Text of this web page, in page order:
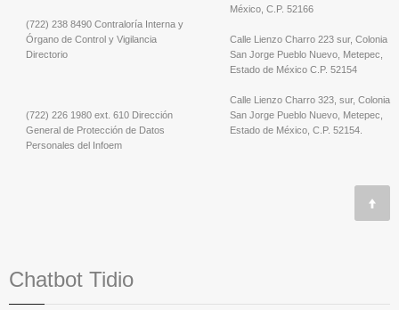
(722) 238 8490 Contraloría Interna y
Órgano de Control y Vigilancia
Directorio
(722) 226 1980 ext. 610 Dirección
General de Protección de Datos
Personales del Infoem
México, C.P. 52166
Calle Lienzo Charro 223 sur, Colonia
San Jorge Pueblo Nuevo, Metepec,
Estado de México C.P. 52154
Calle Lienzo Charro 323, sur, Colonia
San Jorge Pueblo Nuevo, Metepec,
Estado de México, C.P. 52154.
Chatbot Tidio